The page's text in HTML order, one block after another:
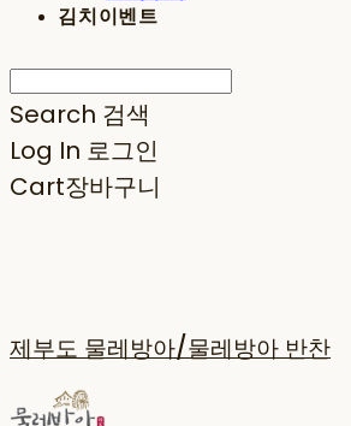
김치이벤트
Search 검색
Log In 로그인
Cart장바구니
제부도 물레방아/물레방아 반찬